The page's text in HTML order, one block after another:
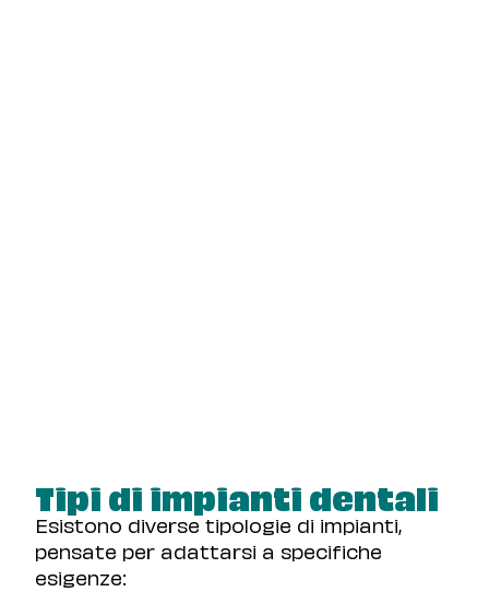
Tipi di impianti dentali
Esistono diverse tipologie di impianti,
pensate per adattarsi a specifiche
esigenze: